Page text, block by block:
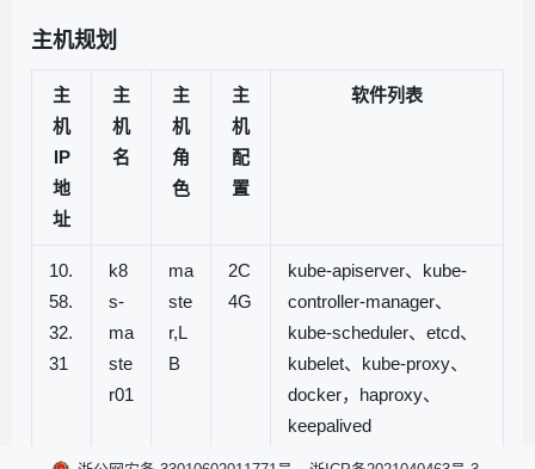
主机规划
主
机
IP
地
址
主
机
名
主
机
角
色
主
机
配
置
软件列表
10.
58.
32.
31
k8
s-
ma
ste
r01
ma
ste
r,L
B
2C
4G
kube-apiserver、kube-
controller-manager、
kube-scheduler、etcd、
kubelet、kube-proxy、
docker，haproxy、
keepalived